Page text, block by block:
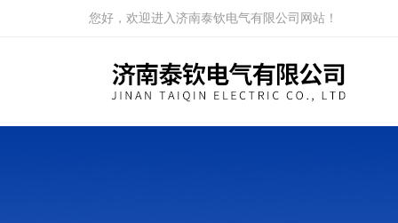
您好，欢迎进入济南泰钦电气有限公司网站！